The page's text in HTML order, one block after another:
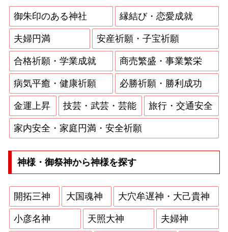
御朱印のある神社 縁結び・恋愛成就
夫婦円満 安産祈願・子宝祈願
合格祈願・学業成就 商売繁盛・事業繁栄
病気平癒・健康祈願 必勝祈願・勝利成功
金運上昇 技芸・武芸・芸能 旅行・交通安全
家内安全・家庭円満・安全祈願
神様・御祭神から神様を探す
開拓三神 大国魂神 大穴牟遅神・大己貴神
小彦名神 天照大神 夫婦神